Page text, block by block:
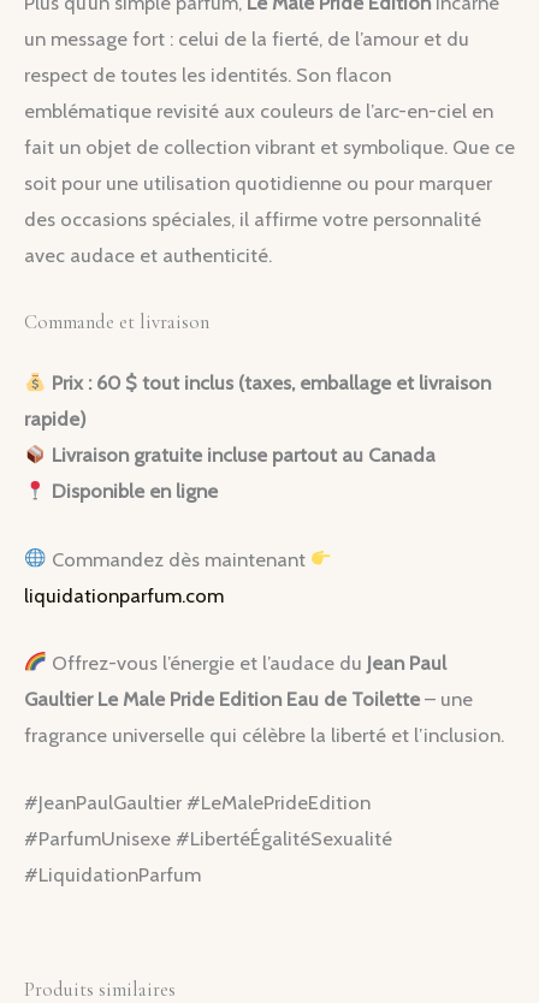
un message fort : celui de la fierté, de l’amour et du
respect de toutes les identités. Son flacon
emblématique revisité aux couleurs de l’arc-en-ciel en
fait un objet de collection vibrant et symbolique. Que ce
soit pour une utilisation quotidienne ou pour marquer
des occasions spéciales, il affirme votre personnalité
avec audace et authenticité.
Commande et livraison
Prix : 60 $ tout inclus (taxes, emballage et livraison
rapide)
Livraison gratuite incluse partout au Canada
Disponible en ligne
Commandez dès maintenant
liquidationparfum.com
Offrez-vous l’énergie et l’audace du Jean Paul
Gaultier Le Male Pride Edition Eau de Toilette – une
fragrance universelle qui célèbre la liberté et l’inclusion.
#JeanPaulGaultier #LeMalePrideEdition
#ParfumUnisexe #LibertéÉgalitéSexualité
#LiquidationParfum
Produits similaires